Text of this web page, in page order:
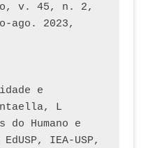
v. 45, n. 2,
ago. 2023,
e
L
Humano e
IEA-USP,